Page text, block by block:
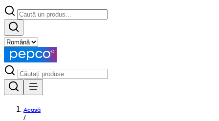
Acasă
/